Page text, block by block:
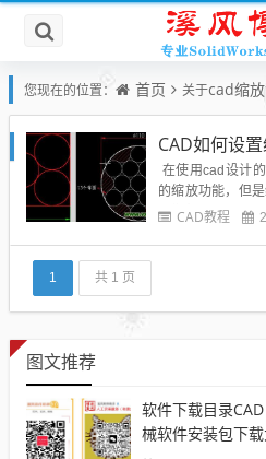
您现在的位置： 首页 关于cad缩
CAD如何设
在使用cad设计
的缩放功能，但
我们想要的尺寸
CAD教程
1 共 1 页
图文推荐
软件下载目录
械软件安装包下